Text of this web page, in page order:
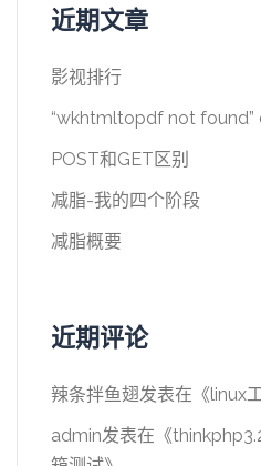
近期文章
影视排行
“wkhtmltopdf not found”
POST和GET区别
减脂-我的四个阶段
减脂概要
近期评论
辣条拌鱼翅发表在《linux
admin发表在《